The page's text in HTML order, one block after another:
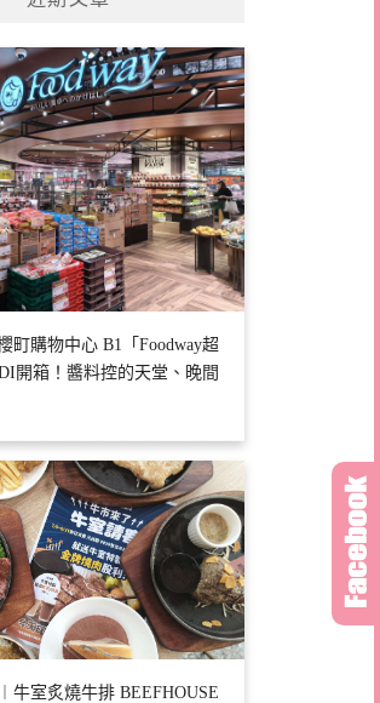
町購物中心 B1「Foodway超
開箱！醬料控的天堂、晚間
牛室炙燒牛排 BEEFHOUSE